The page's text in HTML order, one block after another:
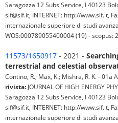
Saragozza 12 Subs Service, I 40123
sif@sif.it, INTERNET: http://www.sif.it,
internazionale superiore di studi
WOS:000789055400004 (19) - scopus:
11573/1650917 - 2021 -
terrestrial and celestial
Contino, R.; Max, K.; Mishra, R. K. - 01a
rivista: JOURNAL OF HIGH ENERGY
Saragozza 12 Subs Service, I 40123
sif@sif.it, INTERNET: http://www.sif.it,
internazionale superiore di studi